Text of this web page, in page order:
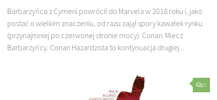
Barbarzyńca z Cymerii powrócił do Marvela w 2018 roku i, jako
postać o wielkim znaczeniu, od razu zajął spory kawałek rynku
(przynajmniej po czerwonej stronie mocy). Conan. Miecz
Barbarzyńcy. Conan Hazardzista to kontynuacja drugiej...
0